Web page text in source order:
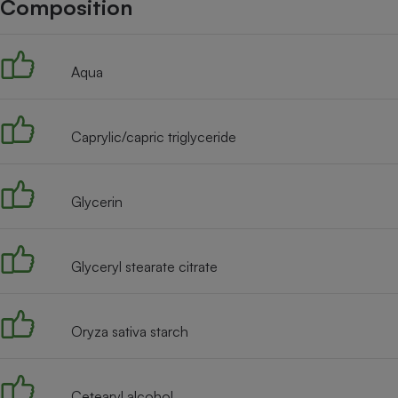
Composition
Aqua
Caprylic/capric triglyceride
Glycerin
Glyceryl stearate citrate
Oryza sativa starch
Petit